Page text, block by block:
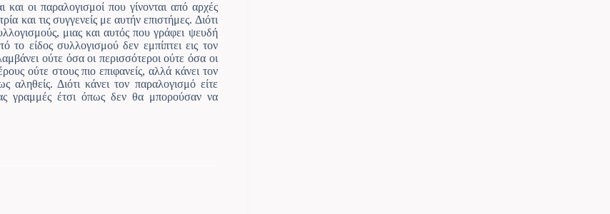
οι παραλογισμοί που γίνονται από αρχές
και τις συγγενείς με αυτήν επιστήμες. Διότι
μιας και αυτός που γράφει ψευδή
το είδος συλλογισμού δεν εμπίπτει εις τον
ούτε όσα οι περισσότεροι ούτε όσα οι
ούτε στους πιο επιφανείς, αλλά κάνει τον
αληθείς. Διότι κάνει τον παραλογισμό είτε
γραμμές έτσι όπως δεν θα μπορούσαν να